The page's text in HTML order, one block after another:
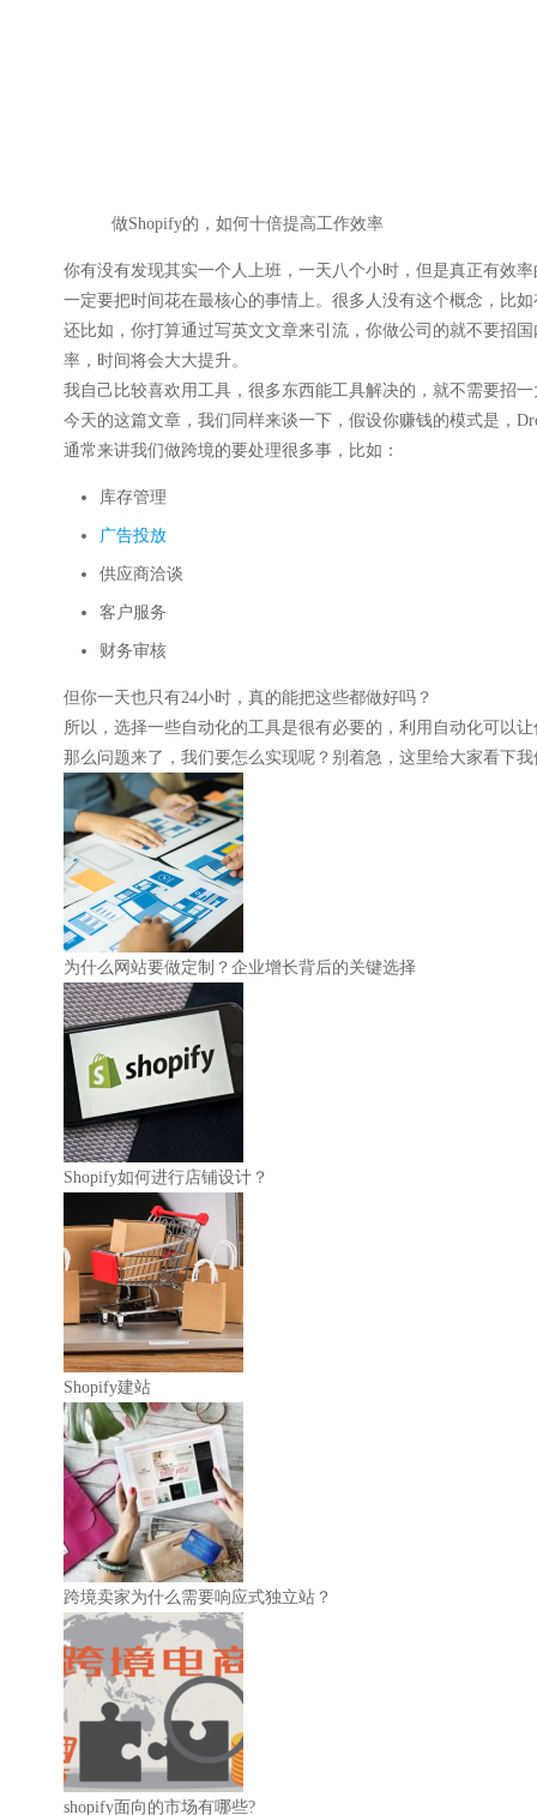
做Shopify的，如何十倍提高工作效率
你有没有发现其实一个人上班，一天八个小时，但是真正有效
一定要把时间花在最核心的事情上。很多人没有这个概念，比
还比如，你打算通过写英文文章来引流，你做公司的就不要招
率，时间将会大大提升。
我自己比较喜欢用工具，很多东西能工具解决的，就不需要招
今天的这篇文章，我们同样来谈一下，假设你赚钱的模式是，
通常来讲我们做跨境的要处理很多事，比如：
库存管理
广告投放
供应商洽谈
客户服务
财务审核
但你一天也只有24小时，真的能把这些都做好吗？
所以，选择一些自动化的工具是很有必要的，利用自动化可以
那么问题来了，我们要怎么实现呢？别着急，这里给大家看下我
为什么网站要做定制？企业增长背后的关键选择
Shopify如何进行店铺设计？
Shopify建站
跨境卖家为什么需要响应式独立站？
shopify面向的市场有哪些?